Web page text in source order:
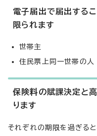
電子届出で届出する
限られます
世帯主
住民票上同一世帯の人
保険料の賦課決定と
ります
それぞれの期限を過ぎる